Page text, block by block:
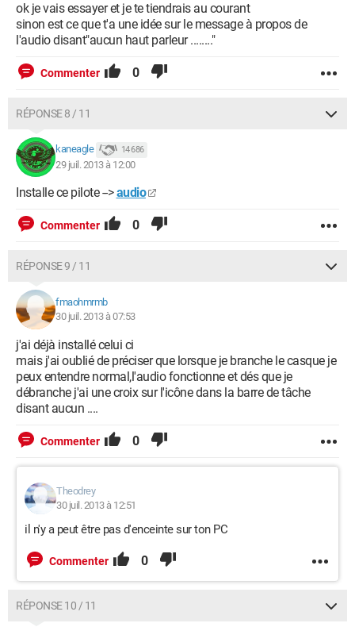
ok je vais essayer et je te tiendrais au courant
sinon est ce que t'a une idée sur le message à propos de
l'audio disant"aucun haut parleur ........"
Commenter 0
RÉPONSE 8 / 11
kaneagle 14 686
29 juil. 2013 à 12:00
Installe ce pilote -->audio
Commenter 0
RÉPONSE 9 / 11
fmaohmrmb
30 juil. 2013 à 07:53
j'ai déjà installé celui ci
mais j'ai oublié de préciser que lorsque je branche le casque je
peux entendre normal,l'audio fonctionne et dés que je
débranche j'ai une croix sur l'icône dans la barre de tâche
disant aucun ....
Commenter 0
Theodrey
30 juil. 2013 à 12:51
il n'y a peut être pas d'enceinte sur ton PC
Commenter 0
RÉPONSE 10 / 11